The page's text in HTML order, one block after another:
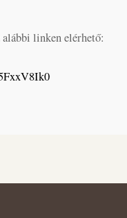
alábbi linken elérhető: